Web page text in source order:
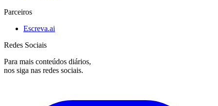
Parceiros
Escreva.ai
Redes Sociais
Para mais conteúdos diários,
nos siga nas redes sociais.